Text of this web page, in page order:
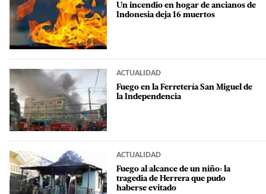
Un incendio en hogar de ancianos de
Indonesia deja 16 muertos
ACTUALIDAD
Fuego en la Ferretería San Miguel de
la Independencia
ACTUALIDAD
Fuego al alcance de un niño: la
tragedia de Herrera que pudo
haberse evitado